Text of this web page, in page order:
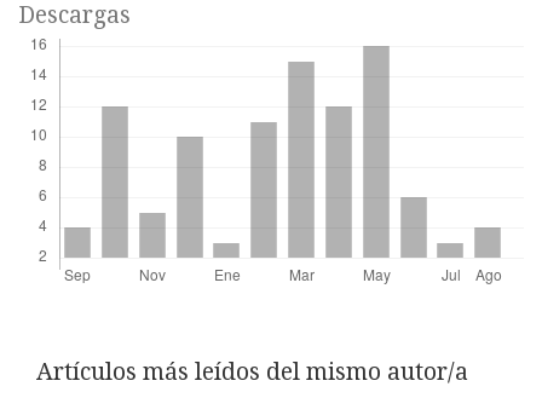
Descargas
Artículos más leídos del mismo autor/a